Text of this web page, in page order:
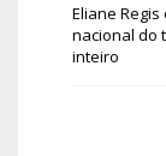
Eliane Regis
nacional do
inteiro